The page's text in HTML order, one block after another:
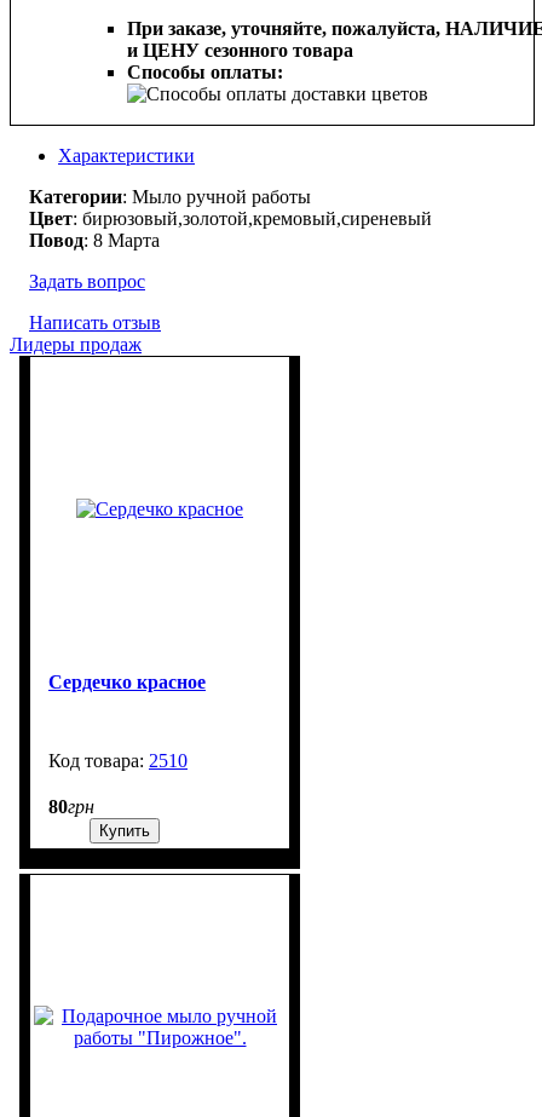
При заказе, уточняйте, пожалуйста,
и ЦЕНУ сезонного товара
Способы оплаты:
Характеристики
Категории: Мыло ручной работы
Цвет: бирюзовый,золотой,кремовый,сиреневый
Повод: 8 Марта
Задать вопрос
Написать отзыв
Лидеры продаж
Сердечко красное
2510
80грн
Купить